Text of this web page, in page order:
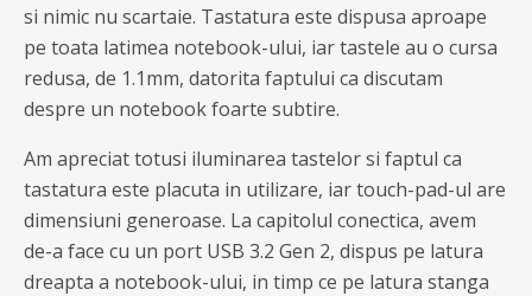
si nimic nu scartaie. Tastatura este dispusa aproape
pe toata latimea notebook-ului, iar tastele au o cursa
redusa, de 1.1mm, datorita faptului ca discutam
despre un notebook foarte subtire.
Am apreciat totusi iluminarea tastelor si faptul ca
tastatura este placuta in utilizare, iar touch-pad-ul are
dimensiuni generoase. La capitolul conectica, avem
de-a face cu un port USB 3.2 Gen 2, dispus pe latura
dreapta a notebook-ului, in timp ce pe latura stanga